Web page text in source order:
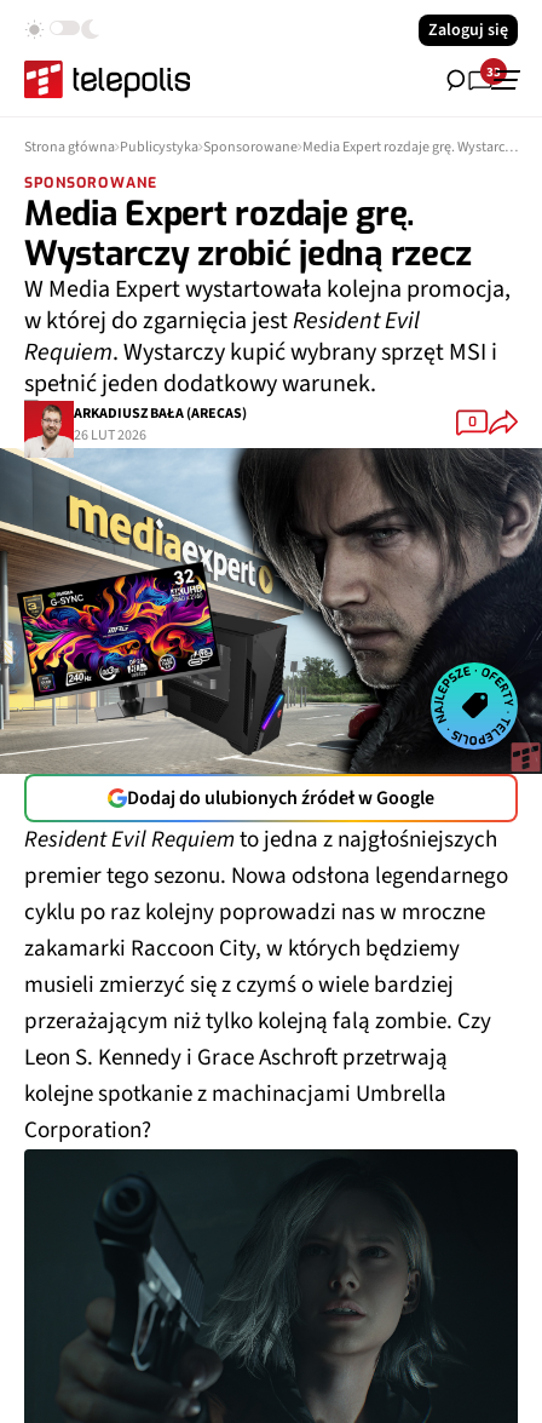
Zaloguj się
33
Strona główna Publicystyka Sponsorowane Media Expert rozdaje grę. Wystarczy zrobić jedną rzecz
SPONSOROWANE
Media Expert rozdaje grę.
Wystarczy zrobić jedną rzecz
W Media Expert wystartowała kolejna promocja,
w której do zgarnięcia jestResident Evil
Requiem. Wystarczy kupić wybrany sprzęt MSI i
spełnić jeden dodatkowy warunek.
ARKADIUSZ BAŁA (ARECAS)
26 LUT 2026
0
Dodaj do ulubionych źródeł w Google
Resident Evil Requiemto jedna z najgłośniejszych
premier tego sezonu. Nowa odsłona legendarnego
cyklu po raz kolejny poprowadzi nas w mroczne
zakamarki Raccoon City, w których będziemy
musieli zmierzyć się z czymś o wiele bardziej
przerażającym niż tylko kolejną falą zombie. Czy
Leon S. Kennedy i Grace Aschroft przetrwają
kolejne spotkanie z machinacjami Umbrella
Corporation?